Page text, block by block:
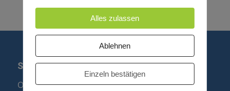
SERVICE
Optipoint Display Reparatur
Alles zulassen
Ablehnen
Einzeln bestätigen